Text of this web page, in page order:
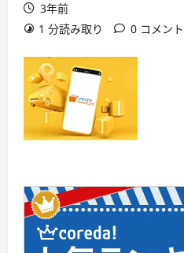
3年前
1 分読み取り
0 コメント